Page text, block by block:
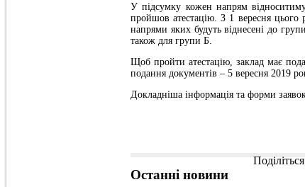
У підсумку кожен напрям
пройшов атестацію. З 1 вересня цього
напрями яких будуть віднесені до
також для групи Б.
Щоб пройти атестацію, заклад має
подання документів – 5 вересня 2019
Докладніша інформація та форми
Останні новини